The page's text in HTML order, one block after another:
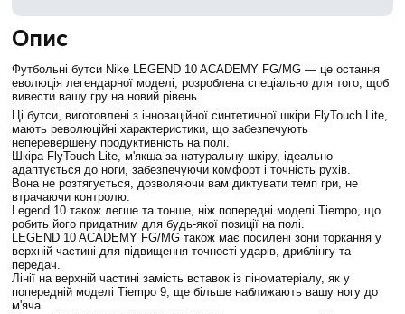
Опис
Футбольні бутси Nike LEGEND 10 ACADEMY FG/MG — це остання
еволюція легендарної моделі, розроблена спеціально для того, щоб
вивести вашу гру на новий рівень.
Ці бутси, виготовлені з інноваційної синтетичної шкіри FlyTouch Lite,
мають революційні характеристики, що забезпечують
неперевершену продуктивність на полі.
Шкіра FlyTouch Lite, м'якша за натуральну шкіру, ідеально
адаптується до ноги, забезпечуючи комфорт і точність рухів.
Вона не розтягується, дозволяючи вам диктувати темп гри, не
втрачаючи контролю.
Legend 10 також легше та тонше, ніж попередні моделі Tiempo, що
робить його придатним для будь-якої позиції на полі.
LEGEND 10 ACADEMY FG/MG також має посилені зони торкання у
верхній частині для підвищення точності ударів, дриблінгу та
передач.
Лінії на верхній частині замість вставок із піноматеріалу, як у
попередній моделі Tiempo 9, ще більше наближають вашу ногу до
м'яча.